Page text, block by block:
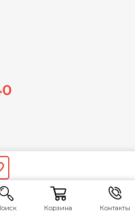
Корзина Контакты
соглашаетесь с